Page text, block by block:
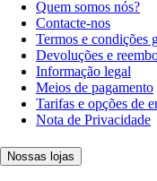
Quem somos nós?
Contacte-nos
Termos e condições
Devoluções e
Informação legal
Meios de pagamento
Tarifas e opções de
Nota de Privacidade
Nossas lojas